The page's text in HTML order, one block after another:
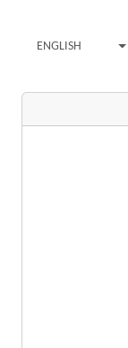
ENGLISH